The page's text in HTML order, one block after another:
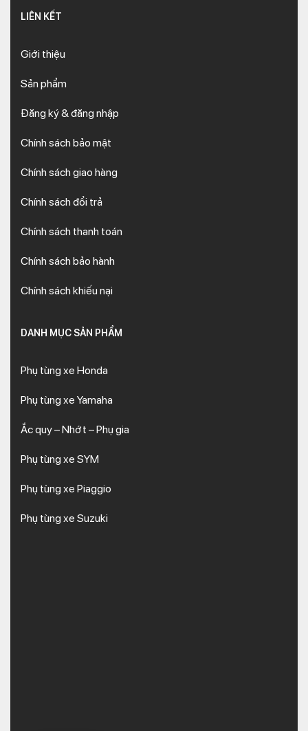
LIÊN KẾT
Giới thiệu
Sản phẩm
Đăng ký & đăng nhập
Chính sách bảo mật
Chính sách giao hàng
Chính sách đổi trả
Chính sách thanh toán
Chính sách bảo hành
Chính sách khiếu nại
DANH MỤC SẢN PHẨM
Phụ tùng xe Honda
Phụ tùng xe Yamaha
Ắc quy – Nhớt – Phụ gia
Phụ tùng xe SYM
Phụ tùng xe Piaggio
Phụ tùng xe Suzuki